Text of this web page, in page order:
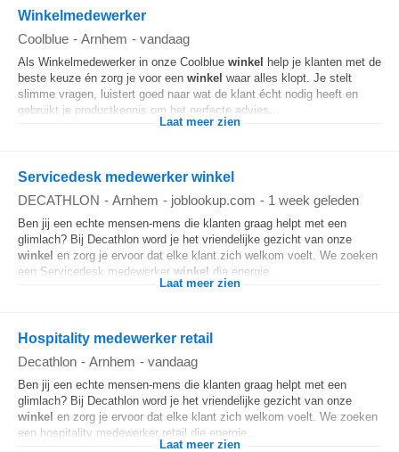
Winkelmedewerker
Coolblue - Arnhem - vandaag
Als Winkelmedewerker in onze Coolblue winkel
help je klanten met de
beste keuze én zorg je voor een winkel waar alles klopt. Je stelt
slimme vragen, luistert goed naar wat de klant écht nodig heeft en
gebruikt je productkennis om het perfecte advies...
Laat meer zien
Servicedesk medewerker winkel
DECATHLON - Arnhem - joblookup.com - 1 week geleden
Ben jij een echte mensen-mens die klanten graag helpt met een
glimlach? Bij Decathlon word je het vriendelijke gezicht van onze
winkel en zorg je ervoor dat elke klant zich welkom voelt. We zoeken
een Servicedesk medewerker winkel die energie...
Laat meer zien
Hospitality medewerker retail
Decathlon - Arnhem - vandaag
Ben jij een echte mensen-mens die klanten graag helpt met een
glimlach? Bij Decathlon word je het vriendelijke gezicht van onze
winkel en zorg je ervoor dat elke klant zich welkom voelt. We zoeken
een hospitality medewerker retail die energie...
Laat meer zien